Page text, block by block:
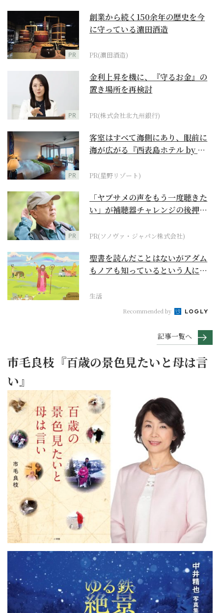
PR
創業から続く150余年の歴史を今
に守っている濵田酒造
PR(濵田酒造)
PR
金利上昇を機に、『守るお金』の
置き場所を再検討
PR(株式会社北九州銀行)
PR
客室はすべて海側にあり、眼前に
海が広がる『西表島ホテル by 星
PR(星野リゾート)
PR
「ヤブサメの声をもう一度聴きた
い」が補聴器チャレンジの後押し
PR(ソノヴァ・ジャパン株式会社)
聖書を読んだことはないがアダム
もノアも知っているという人に
生活
Recommended by
記事一覧へ
市毛良枝『百歳の景色見たいと母は言
い』